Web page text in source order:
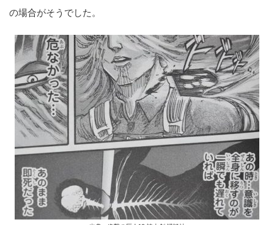
の場合がそうでした。